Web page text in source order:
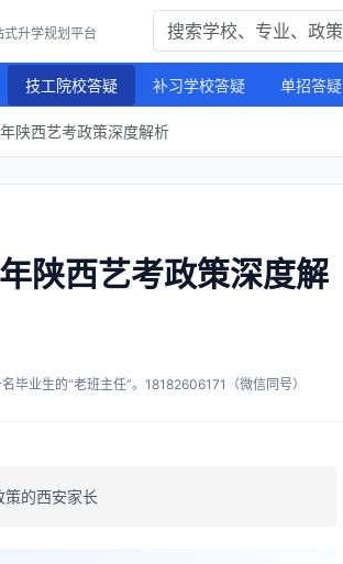
升学规划平台
技工院校答疑 补习学校答疑 单招答疑
陕西艺考政策深度解析
陕西艺考政策深度解
业生的“老班主任”。18182606171（微信同号）
的西安家长